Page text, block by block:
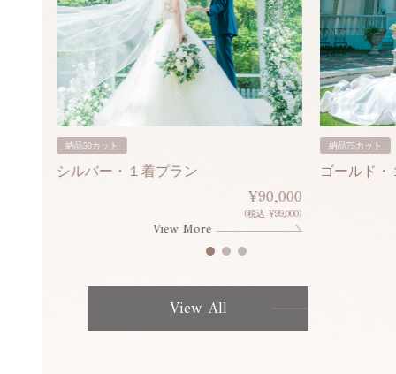
納品50カット
シルバー・１着プラン
¥90,000
(税込 ¥99,000)
View More
納品75カット
ゴールド・
View All